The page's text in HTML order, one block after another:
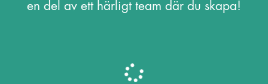
en del av ett härligt team där du skapa!